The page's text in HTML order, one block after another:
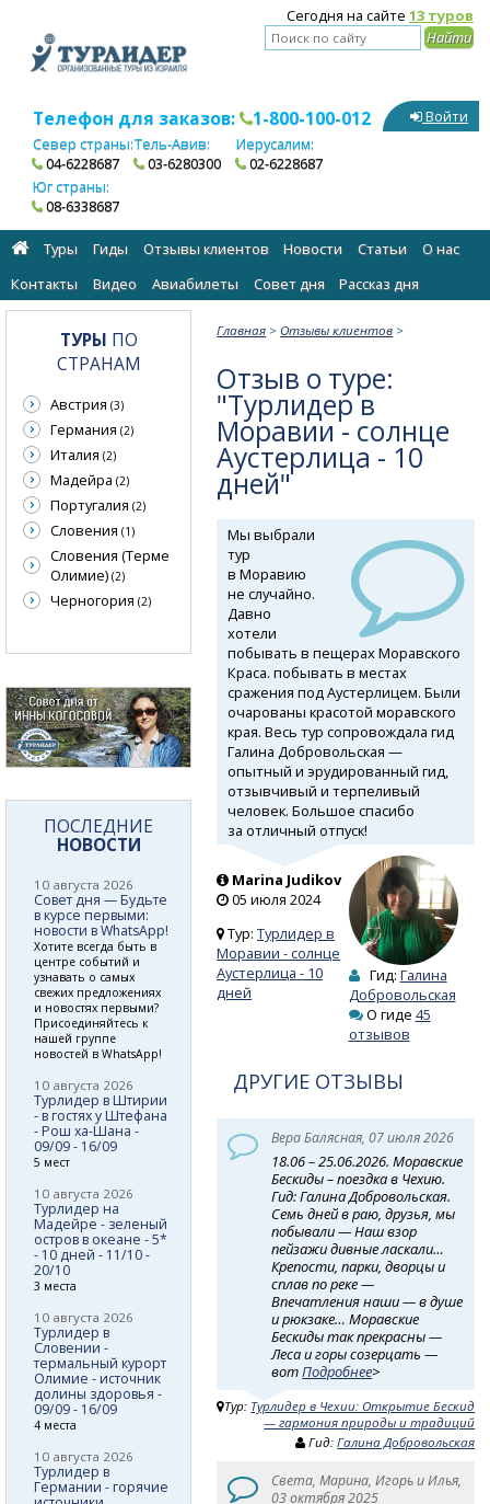
Сегодня на сайте 13 туров
Телефон для заказов: 1-800-100-012
Север страны:
04-6228687
Тель-Авив:
03-6280300
Иерусалим:
02-6228687
Юг страны:
08-6338687
Войти
Туры Гиды Отзывы клиентов Новости Статьи
О нас
Контакты
Видео Авиабилеты Cовет дня Рассказ дня
Главная > Отзывы клиентов >
Отзыв о туре:
"Турлидер в
Моравии - солнце
Аустерлица - 10
дней"
Мы выбрали
тур
в Моравию
не случайно.
Давно
хотели
побывать в пещерах Моравского
Краса. побывать в местах
сражения под Аустерлицем. Были
очарованы красотой моравского
края. Весь тур сопровождала гид
Галина Добровольская —
опытный и эрудированный гид,
отзывчивый и терпеливый
человек. Большое спасибо
за отличный отпуск!
Marina Judikov
05 июля 2024
Тур:Турлидер в
Моравии - солнце
Аустерлица - 10
дней
Гид: Галина
Добровольская
О гиде 45
отзывов
ДРУГИЕ ОТЗЫВЫ
Вера Балясная, 07 июля 2026
18.06 – 25.06.2026. Моравские
Бескиды – поездка в Чехию.
Гид: Галина Добровольская.
Семь дней в раю, друзья, мы
побывали — Наш взор
пейзажи дивные ласкали…
Крепости, парки, дворцы и
сплав по реке —
Впечатления наши — в душе
и рюкзаке… Моравские
Бескиды так прекрасны —
Леса и горы созерцать —
вотПодробнее>
Тур: Турлидер в Чехии: Открытие Бескид
— гармония природы и традиций
Гид:Галина Добровольская
Света, Марина, Игорь и Илья,
03 октября 2025
ТУРЫ ПО
СТРАНАМ
Австрия (3)
Германия (2)
Италия (2)
Мадейра (2)
Португалия (2)
Словения (1)
Словения (Терме
Олимие) (2)
Черногория (2)
ПОСЛЕДНИЕ
НОВОСТИ
10 августа 2026
Совет дня — Будьте
в курсе первыми:
новости в WhatsApp!
Хотите всегда быть в
центре событий и
узнавать о самых
свежих предложениях
и новостях первыми?
Присоединяйтесь к
нашей группе
новостей в WhatsApp!
10 августа 2026
Турлидер в Штирии
- в гостях у Штефана
- Рош ха-Шана -
09/09 - 16/09
5 мест
10 августа 2026
Турлидер на
Мадейре - зеленый
остров в океане - 5*
- 10 дней - 11/10 -
20/10
3 места
10 августа 2026
Турлидер в
Словении -
термальный курорт
Олимие - источник
долины здоровья -
09/09 - 16/09
4 места
10 августа 2026
Турлидер в
Германии - горячие